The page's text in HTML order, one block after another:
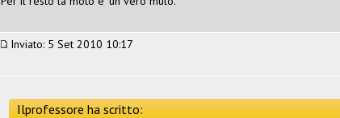
Inviato: 5 Set 2010 10:17
Ilprofessore ha scritto: